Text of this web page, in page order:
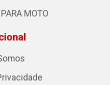
MOTO